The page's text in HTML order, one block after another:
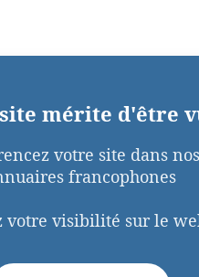
mérite d'être
votre site dans nos
francophones
votre visibilité sur le